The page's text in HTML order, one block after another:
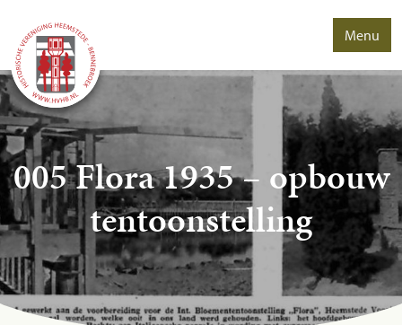
Menu
005 Flora 1935 – opbouw
tentoonstelling